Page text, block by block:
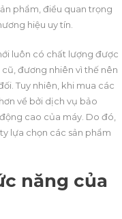
phẩm, điều quan trọng
hiệu uy tín.
luôn có chất lượng được
đương nhiên vì thế nên
Tuy nhiên, khi mua các
về bởi dịch vụ bảo
cao của máy. Do đó,
lựa chọn các sản phẩm
năng của